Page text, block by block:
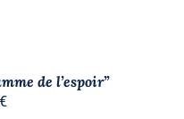
de l’espoir”
€